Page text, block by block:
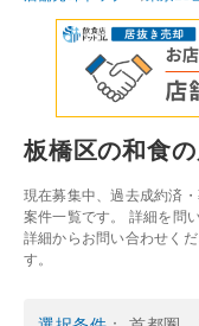
板橋区の和食
現在募集中、過去成約済
案件一覧です。 詳細を問
詳細からお問い合わせく
す。